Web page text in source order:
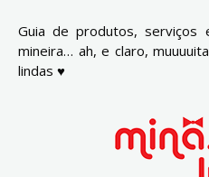
Guia de produtos, serviços
mineira… ah, e claro,
lindas ♥